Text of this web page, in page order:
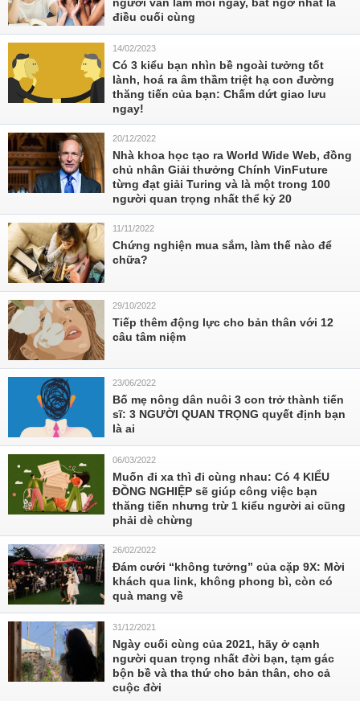
điều cuối cùng
14/02/2023
Có 3 kiểu bạn nhìn bề ngoài tưởng tốt
lành, hoá ra âm thầm triệt hạ con đường
thăng tiến của bạn: Chấm dứt giao lưu
ngay!
20/12/2022
Nhà khoa học tạo ra World Wide Web, đồng
chủ nhân Giải thưởng Chính VinFuture
từng đạt giải Turing và là một trong 100
người quan trọng nhất thể kỷ 20
11/11/2022
Chứng nghiện mua sắm, làm thế nào để
chữa?
29/10/2022
Tiếp thêm động lực cho bản thân với 12
câu tâm niệm
23/06/2022
Bố mẹ nông dân nuôi 3 con trở thành tiến
sĩ: 3 NGƯỜI QUAN TRỌNG quyết định bạn
là ai
06/03/2022
Muốn đi xa thì đi cùng nhau: Có 4 KIỂU
ĐỒNG NGHIỆP sẽ giúp công việc bạn
thăng tiến nhưng trừ 1 kiểu người ai cũng
phải dè chừng
26/02/2022
Đám cưới “không tưởng” của cặp 9X: Mời
khách qua link, không phong bì, còn có
quà mang về
31/12/2021
Ngày cuối cùng của 2021, hãy ở cạnh
người quan trọng nhất đời bạn, tạm gác
bộn bề và tha thứ cho bản thân, cho cả
cuộc đời